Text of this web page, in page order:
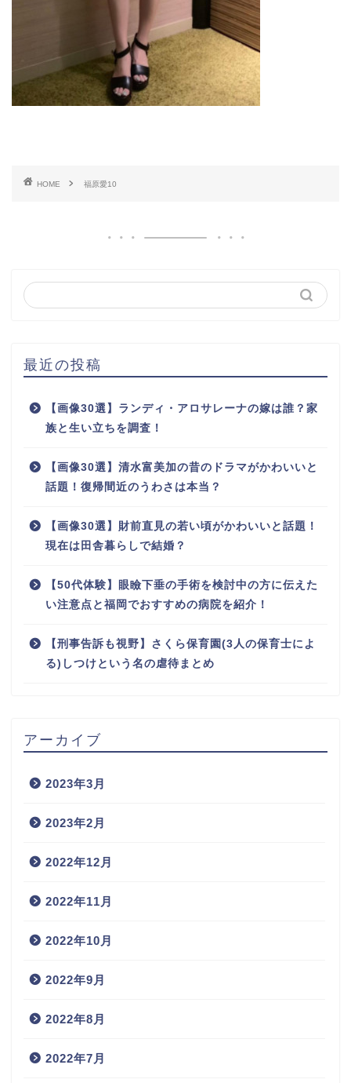
HOME 福原愛10
最近の投稿
【画像30選】ランディ・アロサレーナの嫁は誰？家
族と生い立ちを調査！
【画像30選】清水富美加の昔のドラマがかわいいと
話題！復帰間近のうわさは本当？
【画像30選】財前直見の若い頃がかわいいと話題！
現在は田舎暮らしで結婚？
【50代体験】眼瞼下垂の手術を検討中の方に伝えた
い注意点と福岡でおすすめの病院を紹介！
【刑事告訴も視野】さくら保育園(3人の保育士によ
る)しつけという名の虐待まとめ
アーカイブ
2023年3月
2023年2月
2022年12月
2022年11月
2022年10月
2022年9月
2022年8月
2022年7月